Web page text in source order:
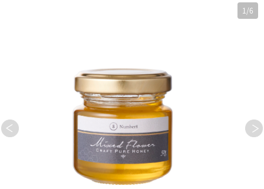
1 /6